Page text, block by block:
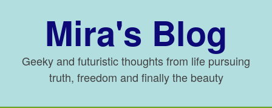
Mira's Blog
Geeky and futuristic thoughts from life pursuing
truth, freedom and finally the beauty